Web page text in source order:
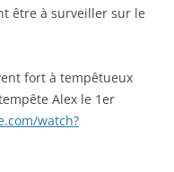
être à surveiller sur le
fort à tempêtueux
Alex le 1er
watch?